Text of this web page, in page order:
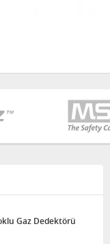
Gaz Dedektörü